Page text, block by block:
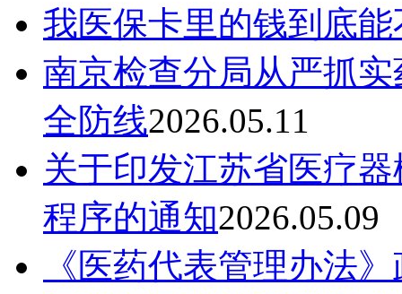
我医保卡里的钱到底
南京检查分局从严抓
全防线2026.05.11
关于印发江苏省医疗
程序的通知2026.05.09
《医药代表管理办法